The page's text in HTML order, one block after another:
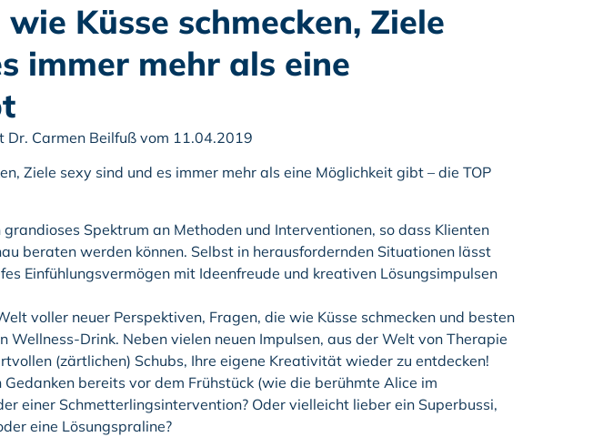
Küsse schmecken, Ziele
immer mehr als eine
Carmen Beilfuß vom 11.04.2019
Ziele sexy sind und es immer mehr als eine Möglichkeit gibt – die TOP
Spektrum an Methoden und Interventionen, so dass Klienten
beraten werden können. Selbst in herausfordernden Situationen lässt
Einfühlungsvermögen mit Ideenfreude und kreativen Lösungsimpulsen
voller neuer Perspektiven, Fragen, die wie Küsse schmecken und besten
Wellness-Drink. Neben vielen neuen Impulsen, aus der Welt von Therapie
(zärtlichen) Schubs, Ihre eigene Kreativität wieder zu entdecken!
bereits vor dem Frühstück (wie die berühmte Alice im
einer Schmetterlingsintervention? Oder vielleicht lieber ein Superbussi,
eine Lösungspraline?